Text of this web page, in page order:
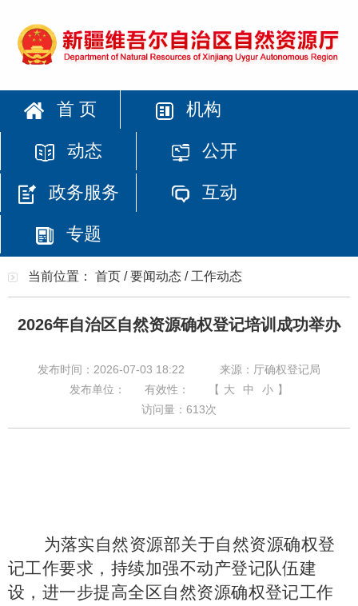
首 页 机构
动态 公开
政务服务 互动
专题
当前位置： 首页 /要闻动态 / 工作动态
2026年自治区自然资源确权登记培训成功举办
发布时间：2026-07-03 18:22
来源：厅确权登记局
发布单位：
有效性： 【 大 中 小 】
访问量： 613次
为落实自然资源部关于自然资源确权登
记工作要求，持续加强不动产登记队伍建
设，进一步提高全区自然资源确权登记工作